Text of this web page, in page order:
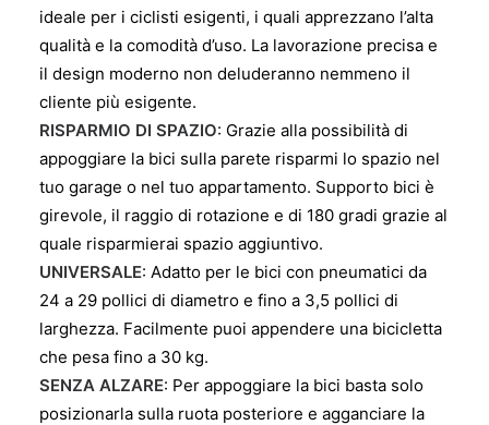
ideale per i ciclisti esigenti, i quali apprezzano l’alta
qualità e la comodità d’uso. La lavorazione precisa e
il design moderno non deluderanno nemmeno il
cliente più esigente.
RISPARMIO DI SPAZIO: Grazie alla possibilità di
appoggiare la bici sulla parete risparmi lo spazio nel
tuo garage o nel tuo appartamento. Supporto bici è
girevole, il raggio di rotazione e di 180 gradi grazie al
quale risparmierai spazio aggiuntivo.
UNIVERSALE: Adatto per le bici con pneumatici da
24 a 29 pollici di diametro e fino a 3,5 pollici di
larghezza. Facilmente puoi appendere una bicicletta
che pesa fino a 30 kg.
SENZA ALZARE: Per appoggiare la bici basta solo
posizionarla sulla ruota posteriore e agganciare la